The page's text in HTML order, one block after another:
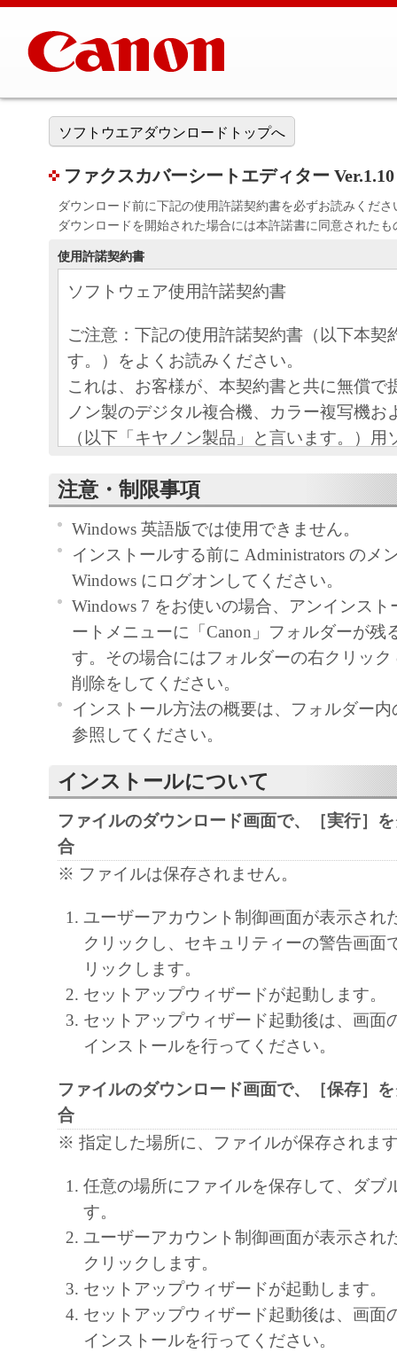
ソフトウエアダウンロードトップへ
ファクスカバーシートエディター Ver.1.10
ダウンロード前に下記の使用許諾契約書を必ずお読みくださ
ダウンロードを開始された場合には本許諾書に同意された
使用許諾契約書
ソフトウェア使用許諾契約書
ご注意：下記の使用許諾契約書（以下本契
す。）をよくお読みください。
これは、お客様が、本契約書と共に無償で
ノン製のデジタル複合機、カラー複写機お
（以下「キヤノン製品」と言います。）用
以下「本ソフトウェア」と言います。）を
す。）との間の契約書です。
お客様は、『同意』を示す下記のボタンを
点、または「本ソフトウェア」のインスト
をもって、本契約書に同意したことになり
お客様が本契約書に同意できない場合、「
ア」を使用することはできません。
１．許諾
のために、「キヤノン製品」に直接または
通じ接続される複数のコンピューター（以
と言います。）において、「本ソフトウェ
契約書においては、「本ソフトウェア」を
の記憶媒体上にインストールすること、ま
ターにおいて表示すること、アクセスする
実行することのいずれも含むものとします
非独占的権利をお客様に対して許諾します
た「指定機器」にネットワークを通じて接
ューター上で、かかるコンピューターの使
「本ソフトウェア」を使用させることがで
を遵守させるとともに、その履行に関し全
を条件とします。
(2) お客様は、上記(1)に基づいて「本ソフ
部、複製することができます。
(3) 上記(1)および(2)に定める場合を除き、
ヤノンのライセンサーのいかなる知的財産
と黙示たるとを問わず、本契約書によって
るいは許諾されるものではありません。
２．制限
注意・制限事項
Windows 英語版では使用できません。
インストールする前に Administrators のメ
Windows にログオンしてください。
Windows 7 をお使いの場合、アンインス
ートメニューに「Canon」フォルダーが残
す。その場合にはフォルダーの右クリッ
削除をしてください。
インストール方法の概要は、フォルダー内
参照してください。
インストールについて
ファイルのダウンロード画面で、［実行］
合
※ ファイルは保存されません。
ユーザーアカウント制御画面が表示され
クリックし、セキュリティーの警告画面
リックします。
セットアップウィザードが起動します。
セットアップウィザード起動後は、画面
インストールを行ってください。
ファイルのダウンロード画面で、［保存］
合
※ 指定した場所に、ファイルが保存されま
任意の場所にファイルを保存して、ダブ
す。
ユーザーアカウント制御画面が表示され
クリックします。
セットアップウィザードが起動します。
セットアップウィザード起動後は、画面
インストールを行ってください。